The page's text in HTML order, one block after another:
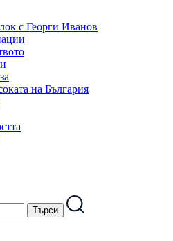
с Георги Иванов
на България